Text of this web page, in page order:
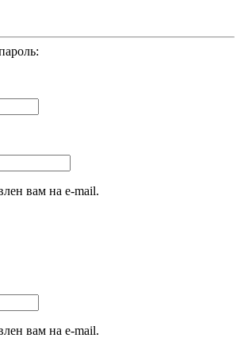
вам на e-mail.
вам на e-mail.